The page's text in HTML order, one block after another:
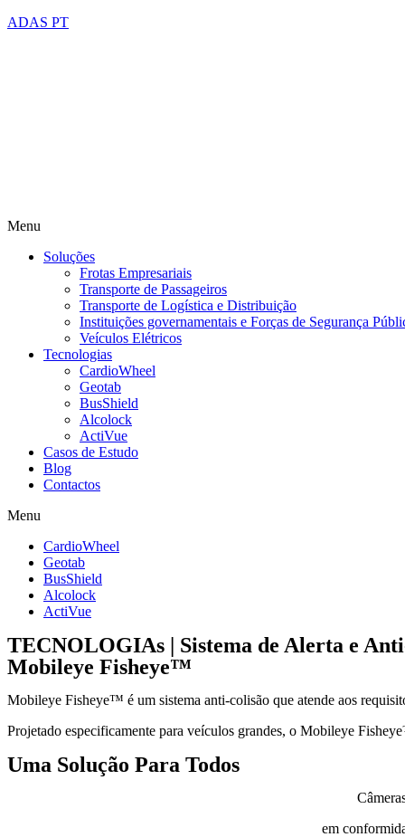
ADAS PT
Menu
Soluções
Frotas Empresariais
Transporte de Passageiros
Transporte de Logística e Distribuição
Instituições governamentais e Forças de Segurança
Veículos Elétricos
Tecnologias
CardioWheel
Geotab
BusShield
Alcolock
ActiVue
Casos de Estudo
Blog
Contactos
Menu
CardioWheel
Geotab
BusShield
Alcolock
ActiVue
TECNOLOGIAs | Sistema de Alerta e
Mobileye Fisheye™
Mobileye Fisheye™ é um sistema anti-colisão que atende aos
Projetado especificamente para veículos grandes, o Mobileye
Uma Solução Para Todos
em